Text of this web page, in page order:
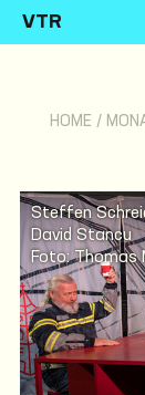
VTR
HOME /
Steffen
David Stancu
Foto: Thomas